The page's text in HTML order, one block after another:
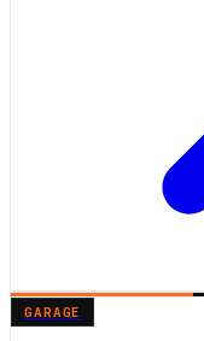
GARAGE